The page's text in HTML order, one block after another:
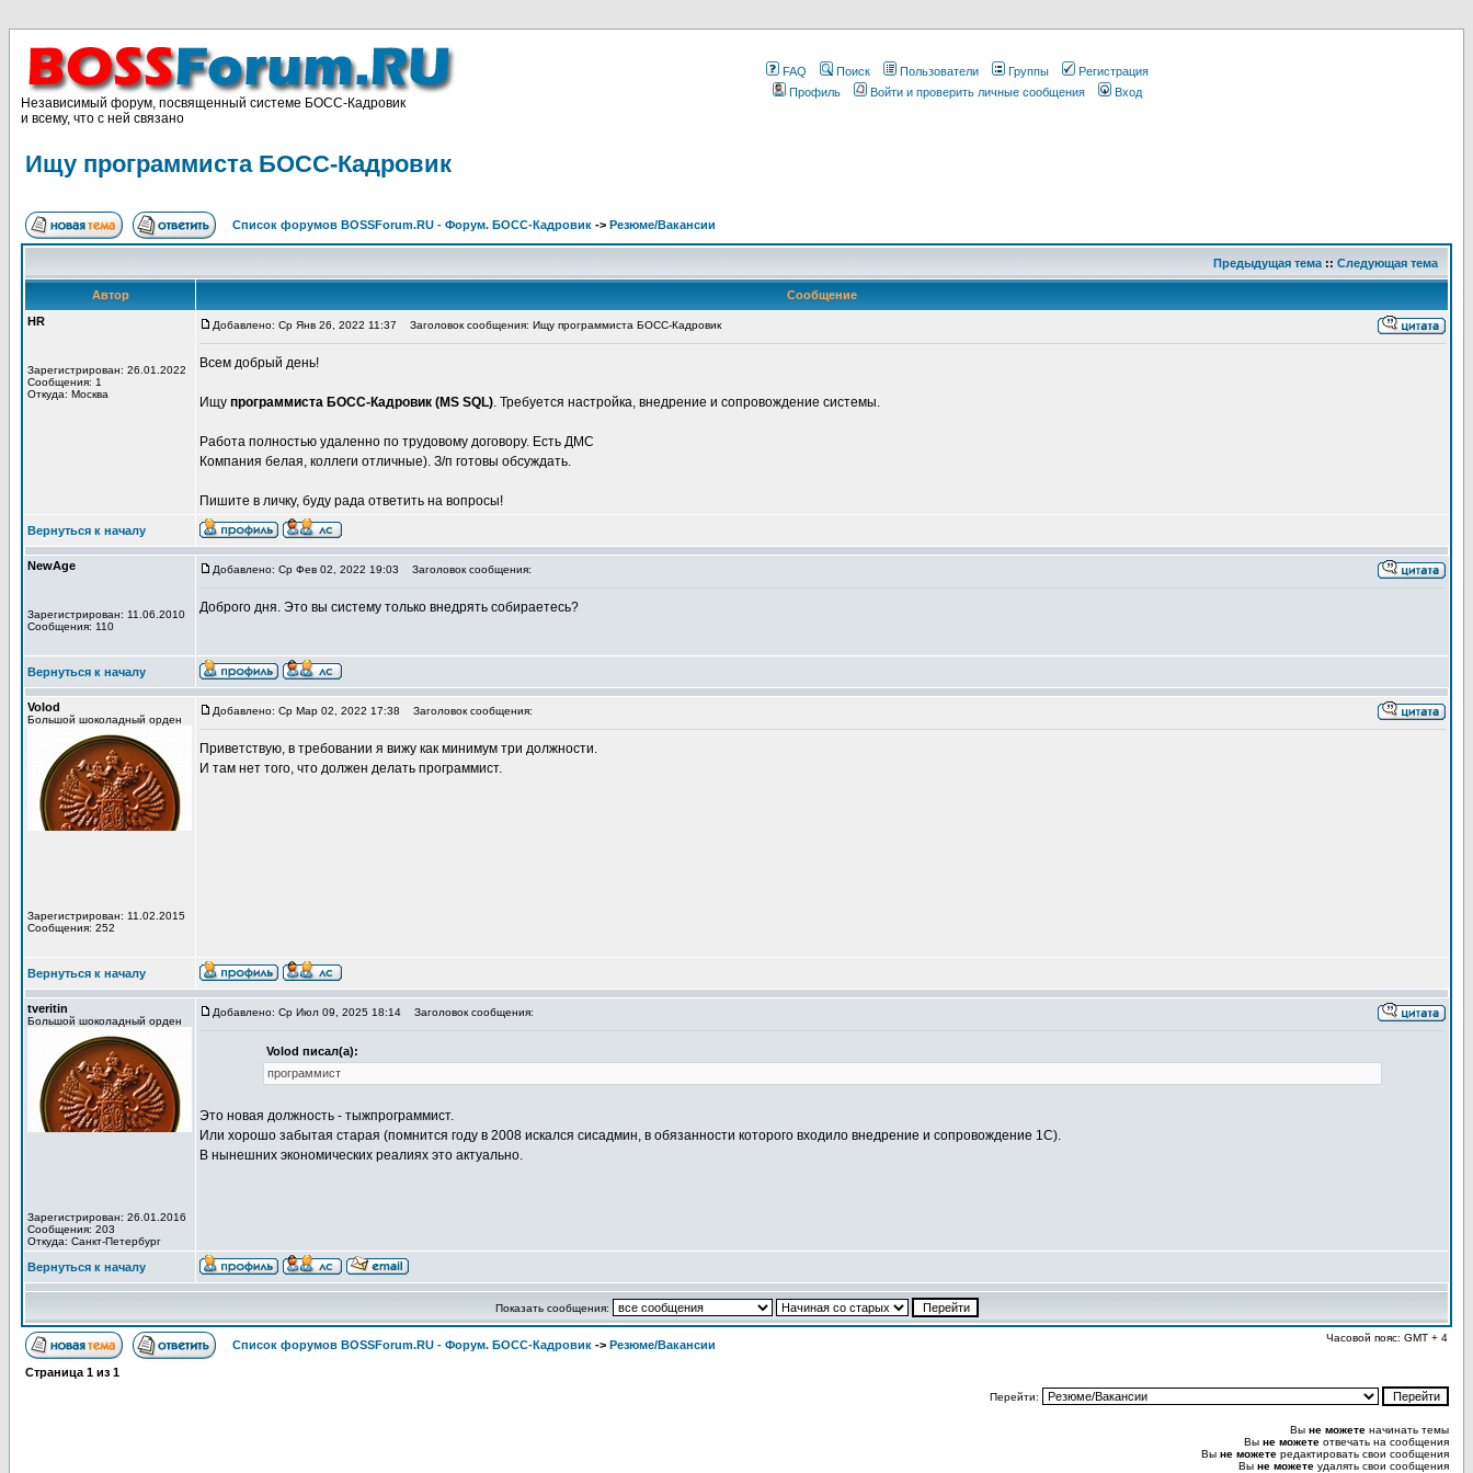
Независимый форум, посвященный системе БОСС-Кадровик
и всему, что с ней связано
FAQ Поиск Пользователи Группы
Регистрация
Профиль
Войти и проверить личные сообщения Вход
Ищу программиста БОСС-Кадровик
Список форумов BOSSForum.RU - Форум. БОСС-Кадровик -> Резюме/Вакансии
Предыдущая тема :: Следующая тема
Автор
Сообщение
HR
Зарегистрирован: 26.01.2022
Сообщения: 1
Откуда: Москва
Добавлено: Ср Янв 26, 2022 11:37 Заголовок сообщения: Ищу программиста БОСС-Кадровик
Всем добрый день!
Ищу программиста БОСС-Кадровик (MS SQL). Требуется настройка, внедрение и сопровождение системы.
Работа полностью удаленно по трудовому договору. Есть ДМС
Компания белая, коллеги отличные). З/п готовы обсуждать.
Пишите в личку, буду рада ответить на вопросы!
Вернуться к началу
NewAge
Зарегистрирован: 11.06.2010
Сообщения: 110
Добавлено: Ср Фев 02, 2022 19:03 Заголовок сообщения:
Доброго дня. Это вы систему только внедрять собираетесь?
Вернуться к началу
Volod
Большой шоколадный орден
Зарегистрирован: 11.02.2015
Сообщения: 252
Добавлено: Ср Мар 02, 2022 17:38 Заголовок сообщения:
Приветствую, в требовании я вижу как минимум три должности.
И там нет того, что должен делать программист.
Вернуться к началу
tveritin
Большой шоколадный орден
Зарегистрирован: 26.01.2016
Сообщения: 203
Откуда: Санкт-Петербург
Добавлено: Ср Июл 09, 2025 18:14 Заголовок сообщения:
Volod писал(а):
программист
Это новая должность - тыжпрограммист.
Или хорошо забытая старая (помнится году в 2008 искался сисадмин, в обязанности которого входило внедрение и сопровождение 1С).
В нынешних экономических реалиях это актуально.
Вернуться к началу
Показать сообщения:
Список форумов BOSSForum.RU - Форум. БОСС-Кадровик -> Резюме/Вакансии
Часовой пояс: GMT + 4
Страница 1 из 1
Перейти:
Вы не можете начинать темы
Вы не можете отвечать на сообщения
Вы не можете редактировать свои сообщения
Вы не можете удалять свои сообщения